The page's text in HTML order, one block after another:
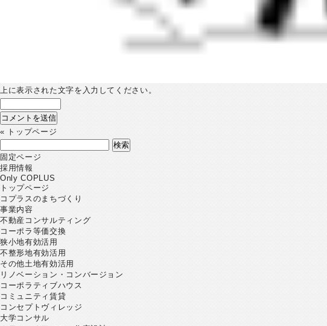
上に表示された文字を入力してください。
« トップページ
索:
固定ページ
採用情報
Only COPLUS
トップページ
コプラスのまちづくり
事業内容
不動産コンサルティング
コーポラ等価交換
狭小地有効活用
不整形地有効活用
その他土地有効活用
リノベーション・コンバージョン
コーポラティブハウス
コミュニティ賃貸
コンセプトヴィレッジ
大学コンサル